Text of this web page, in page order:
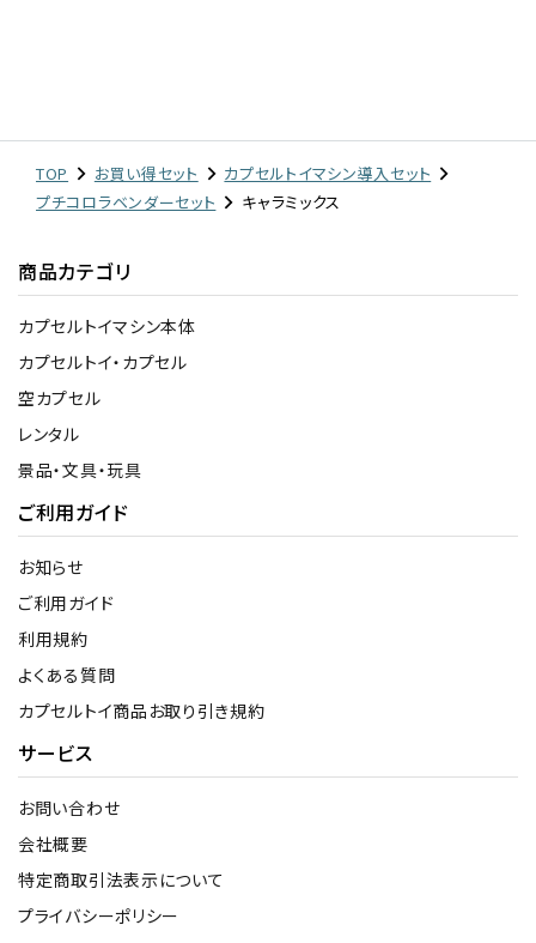
よくあるご質問
06-6282-7659
TOP お買い得セット
カプセルトイマシン導入セット
プチコロラベンダーセット
キャラミックス
商品カテゴリ
カプセルトイマシン本体
カプセルトイ・カプセル
空カプセル
レンタル
景品・文具・玩具
ご利用ガイド
お知らせ
ご利用ガイド
利用規約
よくある質問
カプセルトイ商品お取り引き規約
サービス
お問い合わせ
会社概要
特定商取引法表示について
プライバシーポリシー